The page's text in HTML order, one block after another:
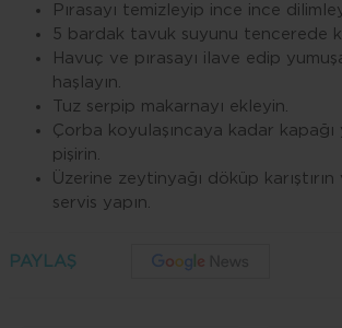
Pırasayı temizleyip ince ince
5 bardak tavuk suyunu tencerede
Havuç ve pırasayı ilave edip
haşlayın.
Tuz serpip makarnayı ekleyin.
Çorba koyulaşıncaya kadar kapağı
pişirin.
Üzerine zeytinyağı döküp karıştırın
servis yapın.
PAYLAŞ